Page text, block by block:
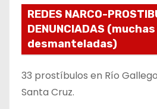
REDES NARCO-
DENUNCIADAS
desmanteladas)
33 prostíbulos en Río
Santa Cruz.